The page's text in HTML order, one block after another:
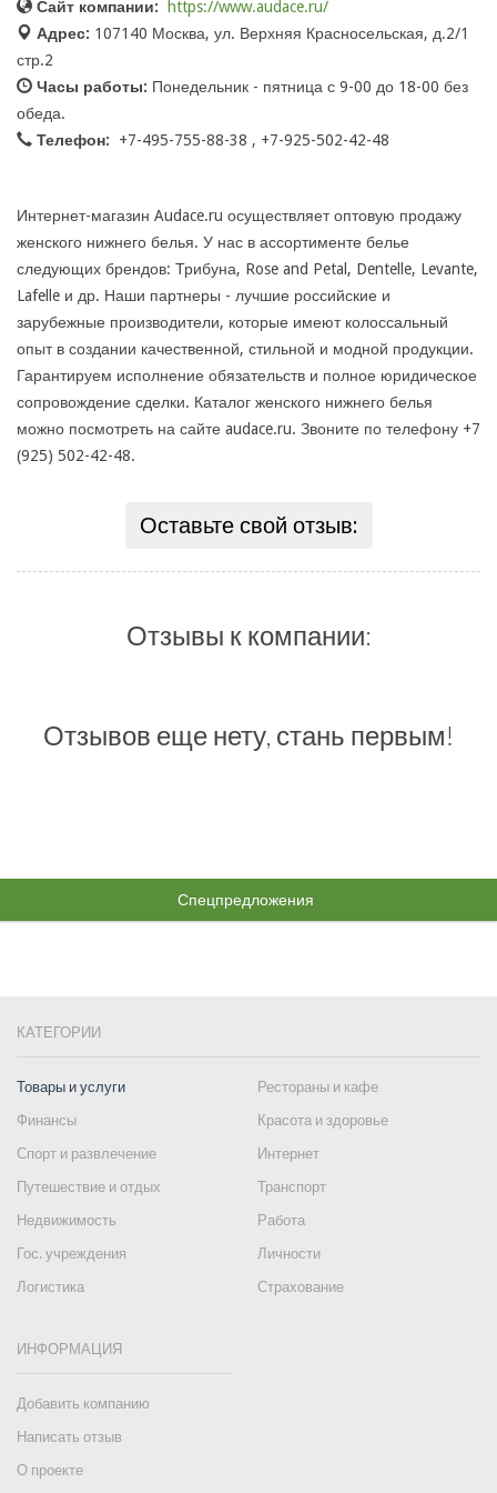
Сайт компании:
https://www.audace.ru/
Адрес: 107140 Москва, ул. Верхняя Красносельская, д.2/1
стр.2
Часы работы: Понедельник - пятница с 9-00 до 18-00 без
обеда.
Телефон:
+7-495-755-88-38 , +7-925-502-42-48
Интернет-магазин Audace.ru осуществляет оптовую продажу
женского нижнего белья. У нас в ассортименте белье
следующих брендов: Трибуна, Rose and Petal, Dentelle, Levante,
Lafelle и др. Наши партнеры - лучшие российские и
зарубежные производители, которые имеют колоссальный
опыт в создании качественной, стильной и модной продукции.
Гарантируем исполнение обязательств и полное юридическое
сопровождение сделки. Каталог женского нижнего белья
можно посмотреть на сайте audace.ru. Звоните по телефону +7
(925) 502-42-48.
Оставьте свой отзыв:
Отзывы к компании:
Отзывов еще нету, стань первым!
Спецпредложения
КАТЕГОРИИ
Товары и услуги
Рестораны и кафе
Финансы
Красота и здоровье
Спорт и развлечение
Интернет
Путешествие и отдых
Транспорт
Недвижимость
Работа
Гос. учреждения
Личности
Логистика
Страхование
ИНФОРМАЦИЯ
Добавить компанию
Написать отзыв
О проекте